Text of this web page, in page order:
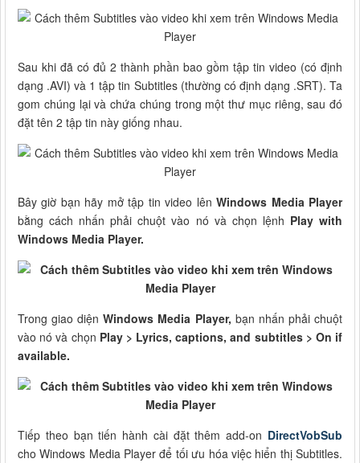
Sau khi đã có đủ 2 thành phần bao gồm tập tin video (có định
dạng .AVI) và 1 tập tin Subtitles (thường có định dạng .SRT). Ta
gom chúng lại và chứa chúng trong một thư mục riêng, sau đó
đặt tên 2 tập tin này giống nhau.
Bây giờ bạn hãy mở tập tin video lênWindows Media Player
bằng cách nhấn phải chuột vào nó và chọn lệnh Play with
Windows Media Player.
Trong giao diệnWindows Media Player, bạn nhấn phải chuột
vào nó và chọn Play > Lyrics, captions, and subtitles > On if
available.
Tiếp theo bạn tiến hành cài đặt thêm add-on DirectVobSub
cho Windows Media Player để tối ưu hóa việc hiển thị Subtitles.